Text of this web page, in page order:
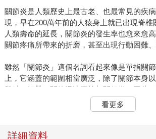
關節炎是人類歷史上最古老、也最常見的疾
現，早在200萬年前的人猿身上就已出現脊
人類壽命的延長，關節炎的發生率也愈來愈
關節疼痛所帶來的折磨，甚至出現行動困難、
雖然「關節炎」這個名詞看起來像是單指關
上，它涵蓋的範圍相當廣泛，除了關節本身
肌腱、韌帶、關節滑液囊等相關組織。因此
僅限於關節緊縮與僵硬、關節變形，還包括
攣、關節囊和韌帶發炎及纖維化。
除了局部症狀，關節炎還會影響全身，可能
看更多
詳細資料